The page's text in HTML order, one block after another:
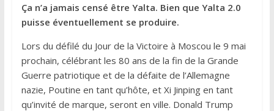
Ça n’a jamais censé être Yalta. Bien que Yalta 2.0
puisse éventuellement se produire.
Lors du défilé du Jour de la Victoire à Moscou le 9 mai
prochain, célébrant les 80 ans de la fin de la Grande
Guerre patriotique et de la défaite de l’Allemagne
nazie, Poutine en tant qu’hôte, et Xi Jinping en tant
qu’invité de marque, seront en ville. Donald Trump